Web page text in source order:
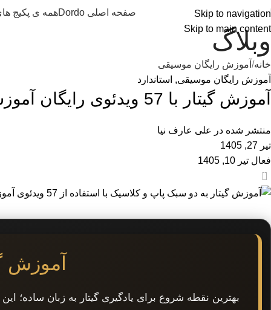
Skip to navigation
Skip to main content
صفحه اصلی Dordo همه ی پکیج
وبلاگ
خانه آموزش رایگان موسیقی
آموزش رایگان موسیقی, استاندارد
آموزش گیتار با 57 ویدئوی رایگان آموزش سبک کلاسیک و پاپ + پرسش تخصصی
منتشر شده در
علی عارف نیا
تیر 27, 1405
فعال تیر 10, 1405
7
آموزش
بهترین نقطه شروع برای یادگیری گیتار به زبان ساده؛